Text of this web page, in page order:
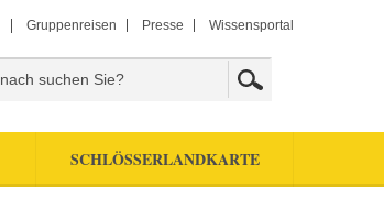
Gruppenreisen Presse Wissensportal
SCHLÖSSERLANDKARTE